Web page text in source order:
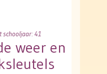
schooljaar: 41
weer en